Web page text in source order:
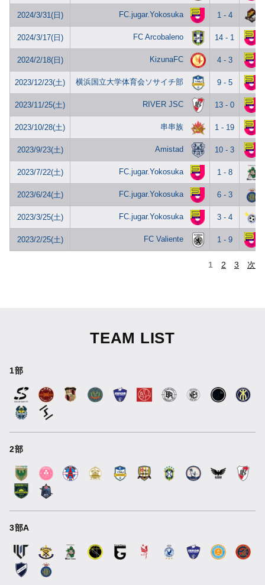
2024/3/31(日) FC.jugar.Yokosuka 1 - 4
2024/3/17(日) FC Arcobaleno 14 - 1
2024/2/18(日) KizunaFC 4 - 3
2023/12/23(土) 横浜国立大学体育会ソサイチ部 9 - 5
2023/11/25(土) RIVER JSC 13 - 0
2023/10/28(土) 串串族 1 - 19
2023/9/23(土) Amistad 10 - 3
2023/7/22(土) FC.jugar.Yokosuka 1 - 8
2023/6/24(土) FC.jugar.Yokosuka 6 - 3
2023/3/25(土) FC.jugar.Yokosuka 3 - 4
2023/2/25(土) FC Valiente 1 - 9
1 2 3 次
TEAM LIST
1部
2部
3部A